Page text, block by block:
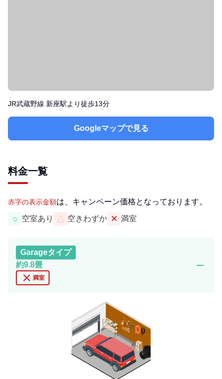
JR武蔵野線 新座駅より徒歩13分
Googleマップで見る
料金一覧
赤字の表示金額は、キャンペーン価格となっております。
○ 空室あり △ 空きわずか ✕ 満室
Garageタイプ
約9.8畳
close 満室
remove